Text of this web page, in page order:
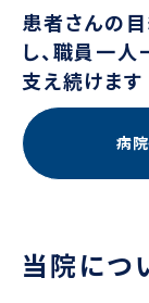
患者さんの
し、職員一
支え続けます
病
当院につ